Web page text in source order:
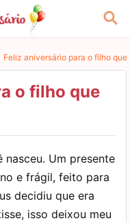
Feliz aniversário para o filho que
o filho que
nasceu. Um presente
e frágil, feito para
decidiu que era
isso deixou meu